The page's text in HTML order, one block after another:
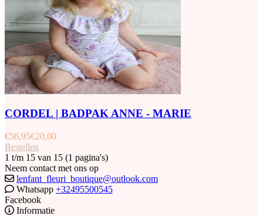
CORDEL | BADPAK ANNE - MARIE
€56,95€20,00
Bestellen
1 t/m 15 van 15 (1 pagina's)
Neem contact met ons op
lenfant_fleuri_boutique@outlook.com
Whatsapp +32495500545
Facebook
Informatie